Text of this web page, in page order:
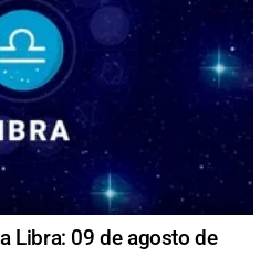
Libra: 09 de agosto de